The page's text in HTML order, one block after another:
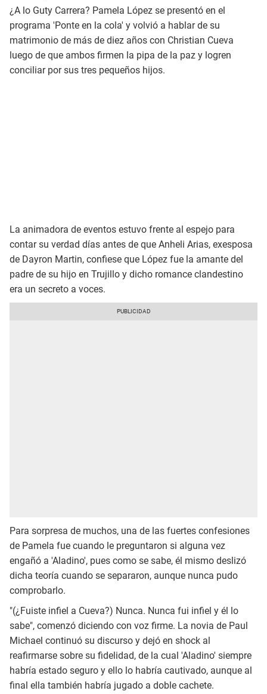
¿A lo Guty Carrera? Pamela López se presentó en el
programa 'Ponte en la cola' y volvió a hablar de su
matrimonio de más de diez años con Christian Cueva
luego de que ambos firmen la pipa de la paz y logren
conciliar por sus tres pequeños hijos.
La animadora de eventos estuvo frente al espejo para
contar su verdad días antes de que Anheli Arias, exesposa
de Dayron Martin, confiese que López fue la amante del
padre de su hijo en Trujillo y dicho romance clandestino
era un secreto a voces.
Para sorpresa de muchos, una de las fuertes confesiones
de Pamela fue cuando le preguntaron si alguna vez
engañó a 'Aladino', pues como se sabe, él mismo deslizó
dicha teoría cuando se separaron, aunque nunca pudo
comprobarlo.
"(¿Fuiste infiel a Cueva?) Nunca. Nunca fui infiel y él lo
sabe", comenzó diciendo con voz firme. La novia de Paul
Michael continuó su discurso y dejó en shock al
reafirmarse sobre su fidelidad, de la cual 'Aladino' siempre
habría estado seguro y ello lo habría cautivado, aunque al
final ella también habría jugado a doble cachete.